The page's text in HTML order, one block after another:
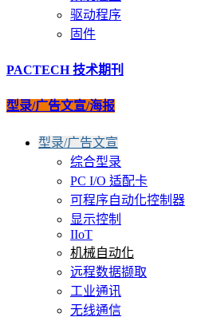
驱动程序
固件
PACTECH 技术期刊
型录/广告文宣/海报
型录/广告文宣
综合型录
PC I/O 适配卡
可程序自动化控制器
显示控制
IIoT
机械自动化
远程数据撷取
工业通讯
无线通信